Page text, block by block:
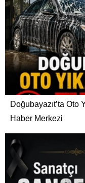
Doğubayazıt’ta Oto
Haber Merkezi